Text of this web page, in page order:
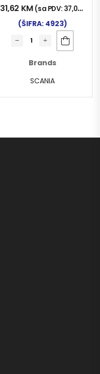
31,62 KM (sa PDV: 37,00
(ŠIFRA: 4923)
Brands
SCANIA